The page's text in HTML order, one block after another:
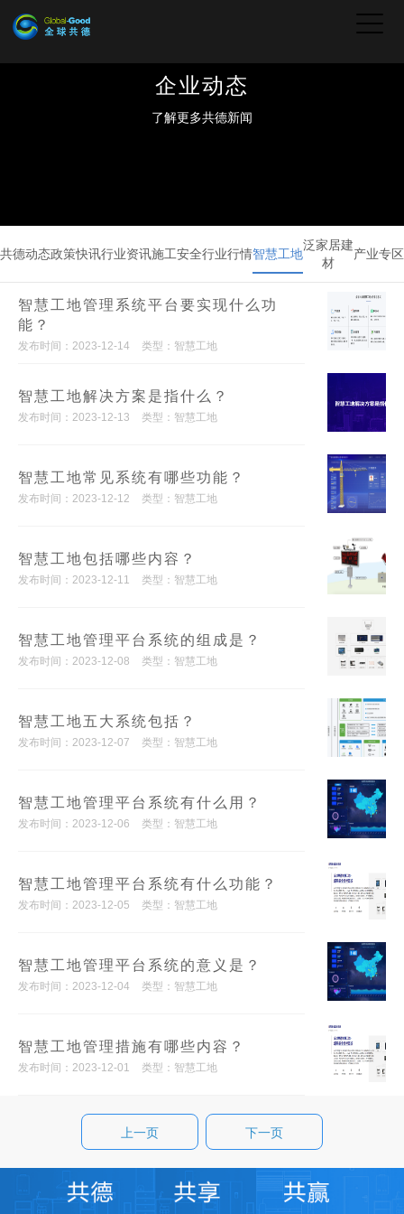
企业动态
了解更多共德新闻
共德动态政策快讯行业资讯施工安全行业行情智慧工地
泛家居建
材
产业专区
智慧工地管理系统平台要实现什么功
能？
发布时间：2023-12-14 类型：智慧工地
智慧工地解决方案是指什么？
发布时间：2023-12-13 类型：智慧工地
智慧工地常见系统有哪些功能？
发布时间：2023-12-12 类型：智慧工地
智慧工地包括哪些内容？
发布时间：2023-12-11 类型：智慧工地
智慧工地管理平台系统的组成是？
发布时间：2023-12-08 类型：智慧工地
智慧工地五大系统包括？
发布时间：2023-12-07 类型：智慧工地
智慧工地管理平台系统有什么用？
发布时间：2023-12-06 类型：智慧工地
智慧工地管理平台系统有什么功能？
发布时间：2023-12-05 类型：智慧工地
智慧工地管理平台系统的意义是？
发布时间：2023-12-04 类型：智慧工地
智慧工地管理措施有哪些内容？
发布时间：2023-12-01 类型：智慧工地
上一页 下一页